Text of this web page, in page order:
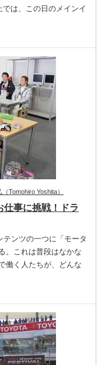
は、この日のメインイ
Tomohiro Yoshita）
仕事に挑戦！ドラ
ンツの一つに「モータ
。これは普段はなかな
働く人たちが、どんな